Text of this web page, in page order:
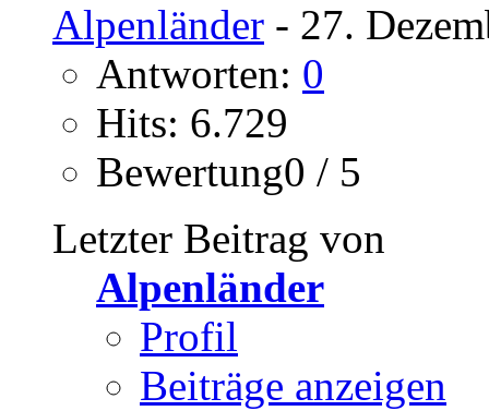
Alpenländer - 27.
Antworten: 0
Hits: 6.729
Bewertung0 / 5
Letzter Beitrag von
Alpenländer
Profil
Beiträge anzeigen